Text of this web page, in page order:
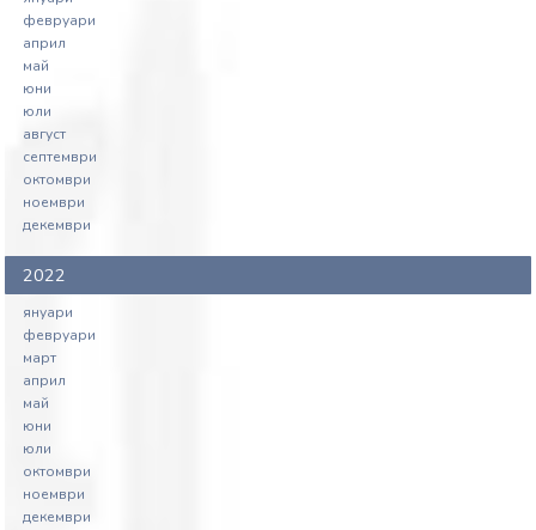
февруари
април
май
юни
юли
август
септември
октомври
ноември
декември
2022
януари
февруари
март
април
май
юни
юли
октомври
ноември
декември